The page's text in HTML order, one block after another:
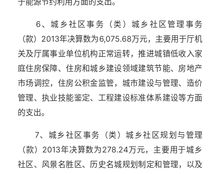
6、城乡社区事务（类）城乡社区管理事务
（款）2013年决算数为6,075.68万元，主要用于厅机
关及厅属事业单位机构正常运转，推进城镇低收入家
庭住房保障、住房和城乡建设领域建筑节能、房地产
市场调控，住房公积金监管，城市建设与管理、造价
管理、执业技能鉴定、工程建设标准体系建设等方面
的支出。
7、城乡社区事务（类）城乡社区规划与管理
（款）2013年决算数为278.24万元，主要用于城乡
社区、风景名胜区、历史名城规划制定和管理，以及